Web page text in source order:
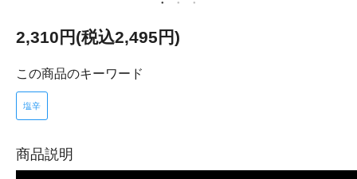
2,310円(税込2,495円)
この商品のキーワード
塩辛
商品説明